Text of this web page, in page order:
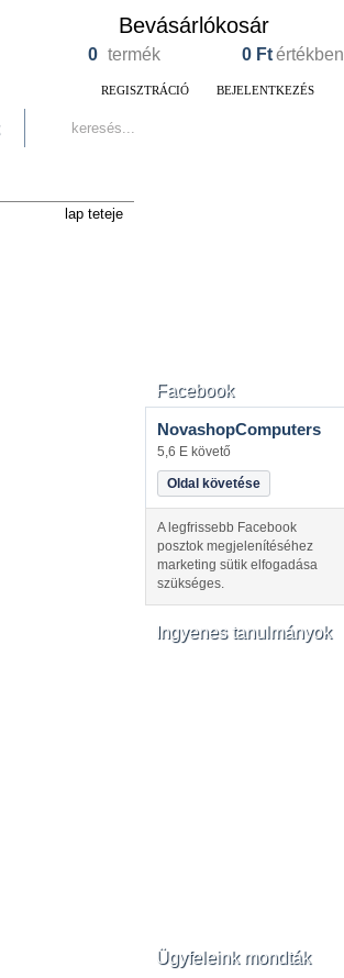
Bevásárlókosár
0 termék 0 Ftértékben
REGISZTRÁCIÓ BEJELENTKEZÉS
lap teteje
Facebook
NovashopComputers
5,6 E követő
Oldal követése
A legfrissebb Facebook
posztok megjelenítéséhez
marketing sütik elfogadása
szükséges.
Ingyenes tanulmányok
Ügyfeleink mondták